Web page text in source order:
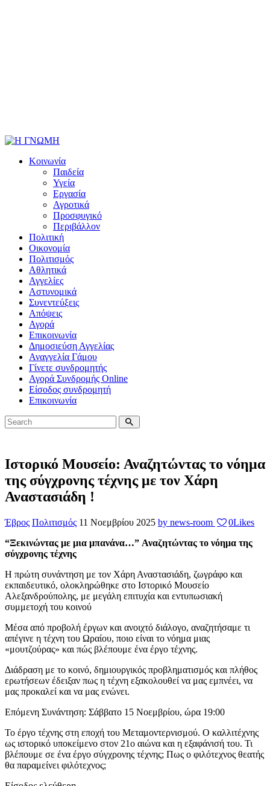
Κοινωνία
Παιδεία
Υγεία
Εργασία
Αγροτικά
Προσφυγικό
Περιβάλλον
Πολιτική
Οικονομία
Πολιτισμός
Αθλητικά
Αγγελίες
Αστυνομικά
Συνεντεύξεις
Απόψεις
Αγορά
Επικοινωνία
Δημοσιεύση Αγγελίας
Αναγγελία Γάμου
Γίνετε συνδρομητής
Αγορά Συνδρομής Online
Είσοδος συνδρομητή
Επικοινωνία
Ιστορικό Μουσείο: Αναζητώντας το νόημα
της σύγχρονης τέχνης με τον Χάρη
Αναστασιάδη !
Έβρος Πολιτισμός 11 Νοεμβρίου 2025 by news-room 0Likes
“Ξεκινώντας με μια μπανάνα…” Αναζητώντας το νόημα της
σύγχρονης τέχνης
Η πρώτη συνάντηση με τον Χάρη Αναστασιάδη, ζωγράφο και
εκπαιδευτικό, ολοκληρώθηκε στο Ιστορικό Μουσείο
Αλεξανδρούπολης, με μεγάλη επιτυχία και εντυπωσιακή
συμμετοχή του κοινού
Μέσα από προβολή έργων και ανοιχτό διάλογο, αναζητήσαμε τι
απέγινε η τέχνη του Ωραίου, ποιο είναι το νόημα μιας
«μουτζούρας» και πώς βλέπουμε ένα έργο τέχνης.
Διάδραση με το κοινό, δημιουργικός προβληματισμός και πλήθος
ερωτήσεων έδειξαν πως η τέχνη εξακολουθεί να μας εμπνέει, να
μας προκαλεί και να μας ενώνει.
Επόμενη Συνάντηση: Σάββατο 15 Νοεμβρίου, ώρα 19:00
Το έργο τέχνης στη εποχή του Μεταμοντερνισμού. Ο καλλιτέχνης
ως ιστορικό υποκείμενο στον 21ο αιώνα και η εξαφάνισή του. Τι
βλέπουμε σε ένα έργο σύγχρονης τέχνης; Πως ο φιλότεχνος θεατής
θα παραμείνει φιλότεχνος;